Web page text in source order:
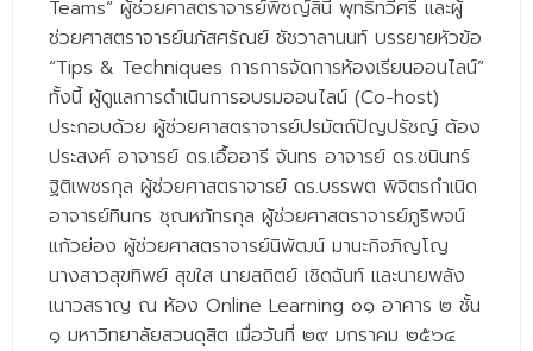
- - อุตสาหกรรมชีวภาพเพื่อธุรกิจ
- ศึกษาศาสตรบัณฑิต
- - วิทยาศาสตร์ทั่วไป
- เทคโนโลยีบัณฑิต
- - เทคโนโลยีสารสนเทศ
ศูนย์บริการ
- ศูนย์เครื่องมือปฏิบัติการวิทยาศาสตร์
Teams” ผู้ช่วยศาสตราจารย์พิชญ์สินี พุทธิทวีศรี และผู้
ช่วยศาสตราจารย์นภัสศรัณย์ ชัชวาลานนท์ บรรยายหัวข้อ
“Tips & Techniques การการจัดการห้องเรียนออนไลน์”
ทั้งนี้ ผู้ดูแลการดำเนินการอบรมออนไลน์ (Co-host)
ประกอบด้วย ผู้ช่วยศาสตราจารย์ปรมัตถ์ปัญปรัชญ์ ต้อง
ประสงค์ อาจารย์ ดร.เอื้ออารี จันทร อาจารย์ ดร.ชนินทร์
ฐิติเพชรกุล ผู้ช่วยศาสตราจารย์ ดร.บรรพต พิจิตรกำเนิด
อาจารย์ทินกร ชุณหภัทรกุล ผู้ช่วยศาสตราจารย์ภูริพจน์
แก้วย่อง ผู้ช่วยศาสตราจารย์นิพัฒน์ มานะกิจภิญโญ
นางสาวสุขทิพย์ สุขใส นายสถิตย์ เชิดฉันท์ และนายพลัง
เนาวสราญ ณ ห้อง Online Learning ๐๑ อาคาร ๒ ชั้น
๑ มหาวิทยาลัยสวนดุสิต เมื่อวันที่ ๒๙ มกราคม ๒๕๖๔